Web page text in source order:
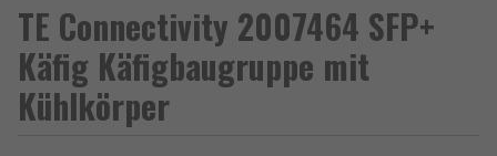
TE Connectivity 2007464 SFP+
Käfig Käfigbaugruppe mit
Kühlkörper